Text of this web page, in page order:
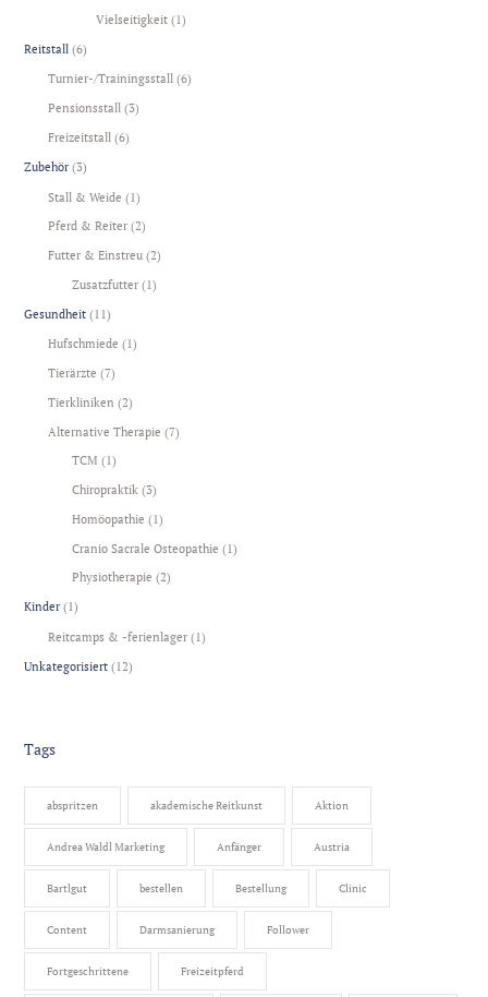
Vielseitigkeit(1)
Reitstall (6)
Turnier-/Trainingsstall (6)
Pensionsstall (3)
Freizeitstall (6)
Zubehör (3)
Stall & Weide (1)
Pferd & Reiter (2)
Futter & Einstreu (2)
Zusatzfutter (1)
Gesundheit (11)
Hufschmiede (1)
Tierärzte (7)
Tierkliniken (2)
Alternative Therapie (7)
TCM (1)
Chiropraktik (3)
Homöopathie (1)
Cranio Sacrale Osteopathie (1)
Physiotherapie (2)
Kinder (1)
Reitcamps & -ferienlager (1)
Unkategorisiert (12)
Tags
abspritzen akademische Reitkunst Aktion
Andrea Waldl Marketing Anfänger Austria
Bartlgut bestellen Bestellung Clinic
Content Darmsanierung Follower
Fortgeschrittene Freizeitpferd